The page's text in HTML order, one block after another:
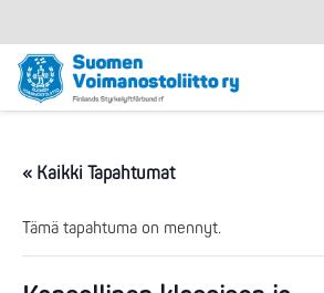
« Kaikki Tapahtumat
Tämä tapahtuma on mennyt.